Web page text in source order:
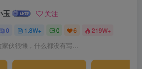
玉 关注
0 1.8W+ 0 6 219W+
家伙很懒，什么都没有写...